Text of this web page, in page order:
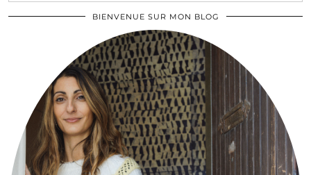
BIENVENUE SUR MON BLOG